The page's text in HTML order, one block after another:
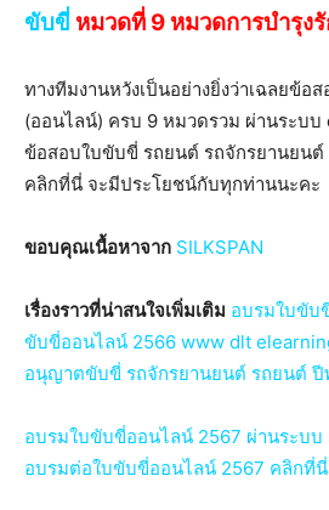
ขับขี่ หมวดที่ 9 หมวดการบำรุง
ทางทีมงานหวังเป็นอย่างยิ่งว่าเฉลยข้อ
(ออนไลน์) ครบ 9 หมวดรวม ผ่านระบ
ข้อสอบใบขับขี่ รถยนต์ รถจักรยานยนต์
คลิกที่นี่ จะมีประโยชน์กับทุกท่านนะคะ
ขอบคุณเนื้อหาจาก SILKSPAN
เรื่องราวที่น่าสนใจเพิ่มเติม อบรมใบขับ
ขับขี่ออนไลน์ 2566 www dlt
อนุญาตขับขี่ รถจักรยานยนต์ รถยนต์ ปี
อบรมใบขับขี่ออนไลน์ 2567 ผ่านระบบ
อบรมต่อใบขับขี่ออนไลน์ 2567 คลิกที่นี่